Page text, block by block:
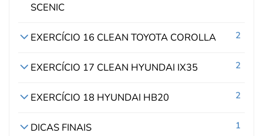
SCENIC
EXERCÍCIO 16 CLEAN TOYOTA COROLLA 2
EXERCÍCIO 17 CLEAN HYUNDAI IX35 2
EXERCÍCIO 18 HYUNDAI HB20 2
DICAS FINAIS 1